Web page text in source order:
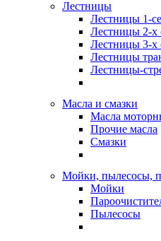
Лестницы
Лестницы 1-
Лестницы 2-х
Лестницы 3-х
Лестницы
Лестницы-
Масла и смазки
Масла
Прочие масла
Смазки
Мойки, пылесосы,
Мойки
Пылесосы